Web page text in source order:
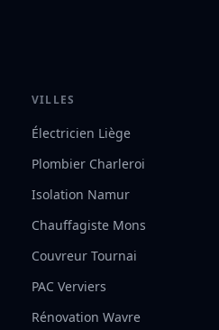
VILLES
Électricien Liège
Plombier Charleroi
Isolation Namur
Chauffagiste Mons
Couvreur Tournai
PAC Verviers
Rénovation Wavre